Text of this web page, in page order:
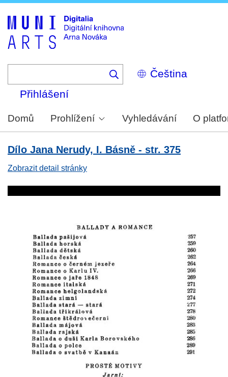
Select
your
Přihlášení
Domů Prohlížení Vyhledávání O
Dílo Jana Nerudy, I. Básně - str. 375
Zobrazit detail stránky